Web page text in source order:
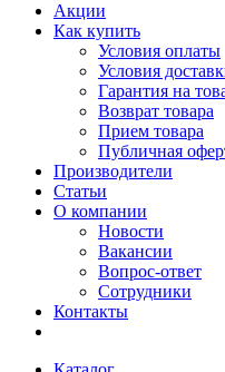
Акции
Как купить
Условия оплаты
Условия
Гарантия на
Возврат товара
Прием товара
Публичная
Производители
Статьи
О компании
Новости
Вакансии
Вопрос-ответ
Сотрудники
Контакты